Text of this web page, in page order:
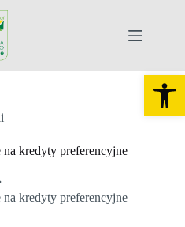
kredyty preferencyjne
kredyty preferencyjne